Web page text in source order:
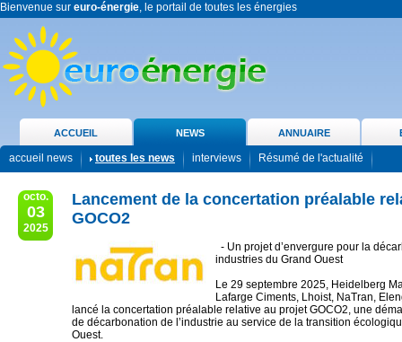
Bienvenue sur euro-énergie, le portail de toutes les énergies
ACCUEIL NEWS ANNUAIRE
accueil news toutes les news interviews Résumé de l'actualité
octo.
03
2025
Lancement de la concertation préalable
GOCO2
- Un projet d’envergure pour la
industries du Grand Ouest
Le 29 septembre 2025, Heidelberg
Lafarge Ciments, Lhoist, NaTran,
lancé la concertation préalable relative au projet GOCO2, une
de décarbonation de l’industrie au service de la transition
Ouest.